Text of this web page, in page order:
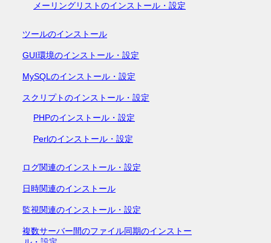
メーリングリストのインストール・設定
ツールのインストール
GUI環境のインストール・設定
MySQLのインストール・設定
スクリプトのインストール・設定
PHPのインストール・設定
Perlのインストール・設定
ログ関連のインストール・設定
日時関連のインストール
監視関連のインストール・設定
複数サーバー間のファイル同期のインストー